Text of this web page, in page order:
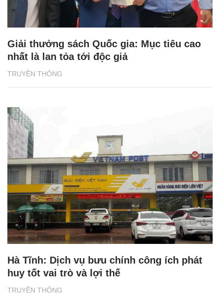
TRUYỀN THÔNG
Giải thưởng sách Quốc gia: Mục tiêu cao
nhất là lan tỏa tới độc giả
TRUYỀN THÔNG
Hà Tĩnh: Dịch vụ bưu chính công ích phát
huy tốt vai trò và lợi thế